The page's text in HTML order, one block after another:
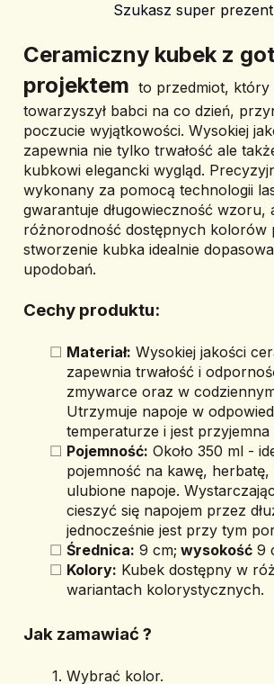
Szukasz super
﻿Ceramiczny kubek z
projektem
to przedmiot,
towarzyszył babci na co dzień,
poczucie wyjątkowości. Wysokiej
zapewnia nie tylko trwałość ale
kubkowi elegancki wygląd.
wykonany za pomocą technologii
gwarantuje długowieczność wzoru,
różnorodność dostępnych kolorów
stworzenie kubka idealnie
upodobań.
Cechy produktu:
Materiał: Wysokiej jakości
zapewnia trwałość i
zmywarce oraz w
Utrzymuje napoje w
temperaturze i jest
Pojemność: Około 350 ml -
pojemność na kawę,
ulubione napoje.
cieszyć się napojem przez
jednocześnie jest przy tym
Średnica: 9 cm; wysokość 9
Kolory: Kubek dostępny w
wariantach kolorystycznych.
Jak zamawiać ?
Wybrać kolor.